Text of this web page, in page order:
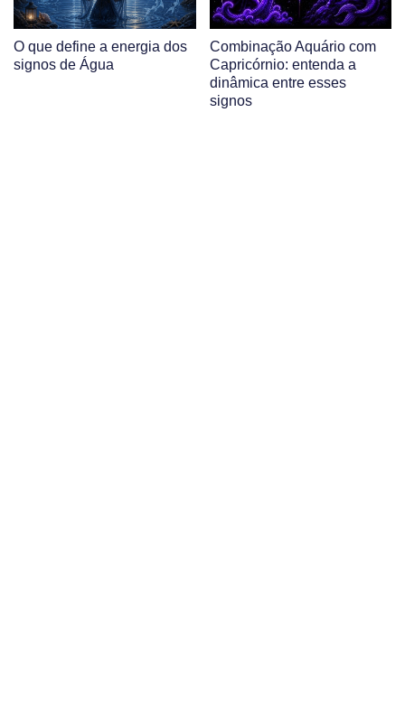
O que define a energia dos
signos de Água
Combinação Aquário com
Capricórnio: entenda a
dinâmica entre esses
signos